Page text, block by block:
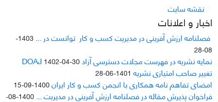
نقشه سایت
اخبار و اعلانات
فصلنامه ارزش آفرینی در مدیریت کسب و کار توانست در ...
1403-
08-28
نمایه نشریه در فهرست مجلات دسترسی آزاد DOAJ1402-04-30
تغییر صاحب امتیازی نشریه 1401-06-28
امضای تفاهم نامه همکاری با انجمن کسب و کار ایران1400-09-15
فراخوان پذیرش مقاله در فصلنامه ارزش آفرینی در مدیریت ...
1400-08-